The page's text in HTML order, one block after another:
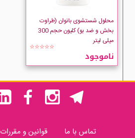
محلول شستشوی بانوان (طراوت
بخش و ضد بو) کلیون حجم 300
میلی لیتر
☆☆☆☆☆
ناموجود
تماس با ما قوانین و مقررات